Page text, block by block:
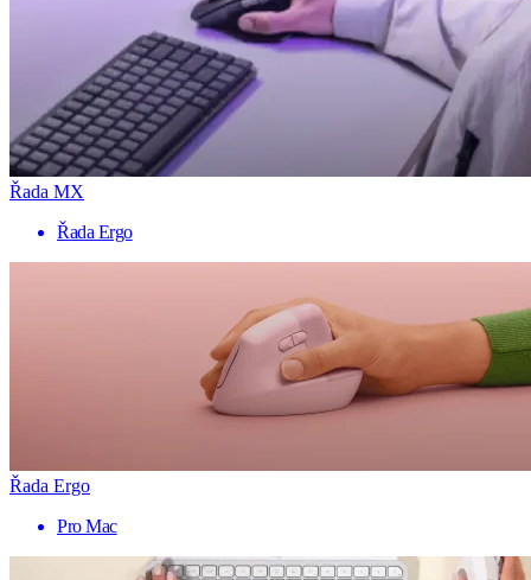
Řada MX
Řada Ergo
Řada Ergo
Pro Mac